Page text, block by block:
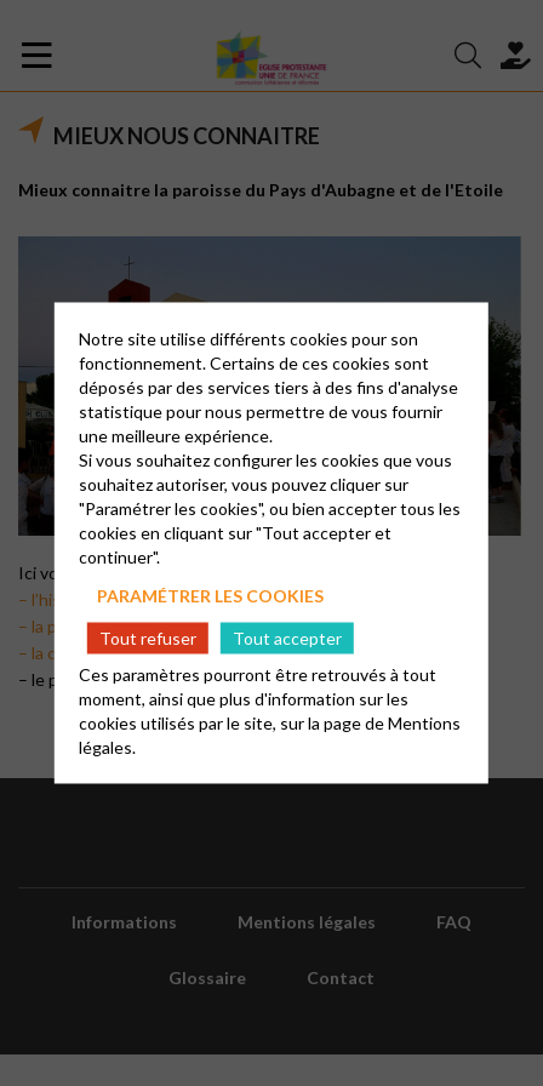
MIEUX NOUS CONNAITRE
Mieux connaitre la paroisse du Pays d'Aubagne et de l'Etoile
Ici vous pouvez trouver:
– l’histoire de la construction du temple d’Aubagne
– la présentation du pasteur
– la constitution du Conseil Presbytéral
– le projet d’Eglise
Informations Mentions légales FAQ
Glossaire Contact
Notre site utilise différents cookies pour son
fonctionnement. Certains de ces cookies sont
déposés par des services tiers à des fins d'analyse
statistique pour nous permettre de vous fournir
une meilleure expérience.
Si vous souhaitez configurer les cookies que vous
souhaitez autoriser, vous pouvez cliquer sur
"Paramétrer les cookies", ou bien accepter tous les
cookies en cliquant sur "Tout accepter et
continuer".
PARAMÉTRER LES COOKIES
Tout refuser
Tout accepter
Ces paramètres pourront être retrouvés à tout
moment, ainsi que plus d'information sur les
cookies utilisés par le site, sur la page deMentions
légales.